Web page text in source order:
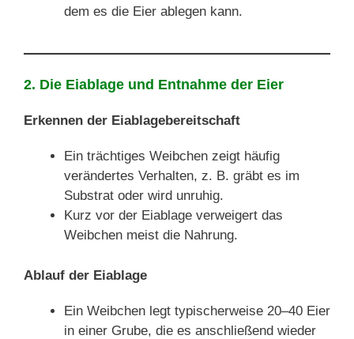
dem es die Eier ablegen kann.
2. Die Eiablage und Entnahme der Eier
Erkennen der Eiablagebereitschaft
Ein trächtiges Weibchen zeigt häufig
verändertes Verhalten, z. B. gräbt es im
Substrat oder wird unruhig.
Kurz vor der Eiablage verweigert das
Weibchen meist die Nahrung.
Ablauf der Eiablage
Ein Weibchen legt typischerweise 20–40 Eier
in einer Grube, die es anschließend wieder